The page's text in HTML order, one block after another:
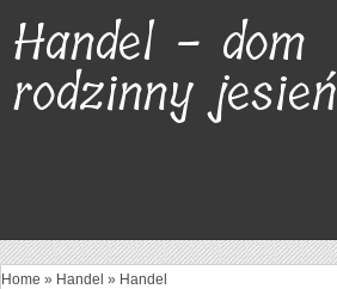
Handel - dom
rodzinny jesień
Home » Handel » Handel